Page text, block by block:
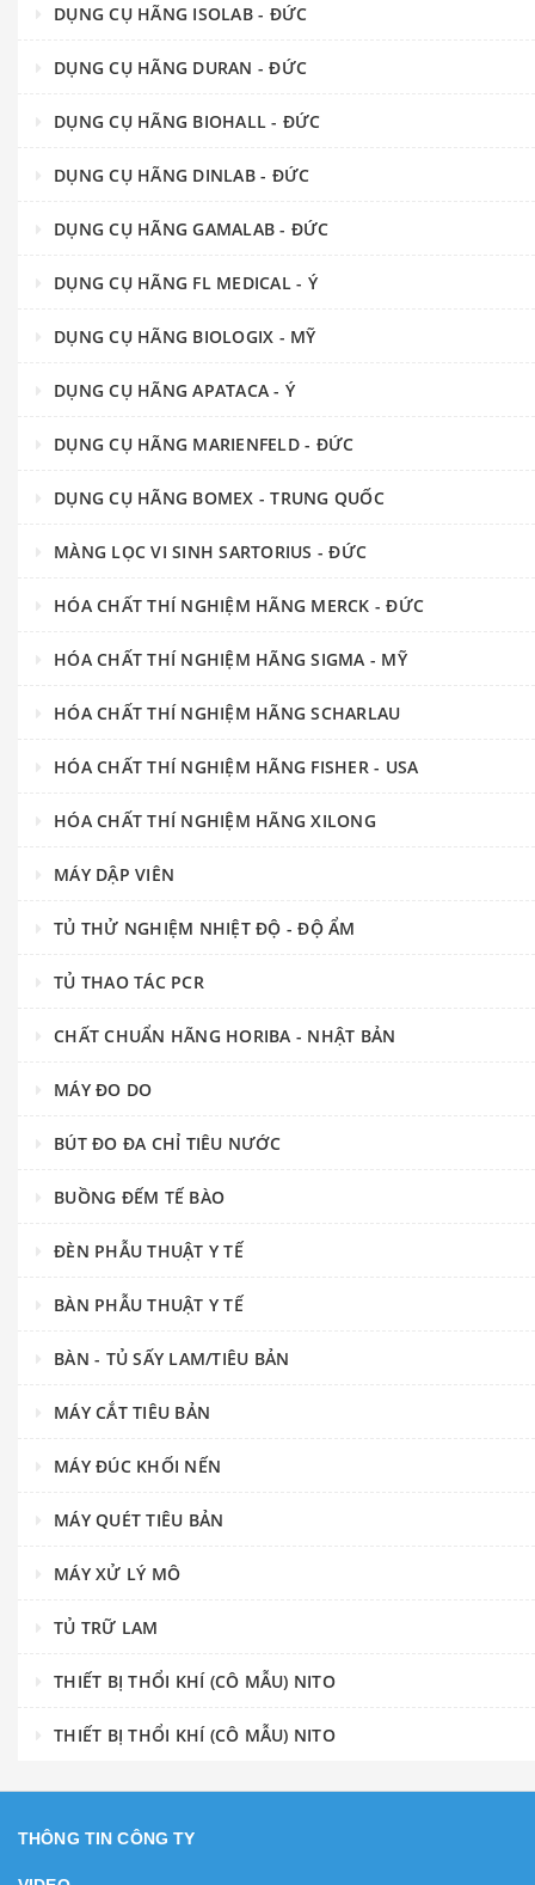
DỤNG CỤ HÃNG ISOLAB - ĐỨC
DỤNG CỤ HÃNG DURAN - ĐỨC
DỤNG CỤ HÃNG BIOHALL - ĐỨC
DỤNG CỤ HÃNG DINLAB - ĐỨC
DỤNG CỤ HÃNG GAMALAB - ĐỨC
DỤNG CỤ HÃNG FL MEDICAL - Ý
DỤNG CỤ HÃNG BIOLOGIX - MỸ
DỤNG CỤ HÃNG APATACA - Ý
DỤNG CỤ HÃNG MARIENFELD - ĐỨC
DỤNG CỤ HÃNG BOMEX - TRUNG QUỐC
MÀNG LỌC VI SINH SARTORIUS - ĐỨC
HÓA CHẤT THÍ NGHIỆM HÃNG MERCK - ĐỨC
HÓA CHẤT THÍ NGHIỆM HÃNG SIGMA - MỸ
HÓA CHẤT THÍ NGHIỆM HÃNG SCHARLAU
HÓA CHẤT THÍ NGHIỆM HÃNG FISHER - USA
HÓA CHẤT THÍ NGHIỆM HÃNG XILONG
MÁY DẬP VIÊN
TỦ THỬ NGHIỆM NHIỆT ĐỘ - ĐỘ ẨM
TỦ THAO TÁC PCR
CHẤT CHUẨN HÃNG HORIBA - NHẬT BẢN
MÁY ĐO DO
BÚT ĐO ĐA CHỈ TIÊU NƯỚC
BUỒNG ĐẾM TẾ BÀO
ĐÈN PHẪU THUẬT Y TẾ
BÀN PHẪU THUẬT Y TẾ
BÀN - TỦ SẤY LAM/TIÊU BẢN
MÁY CẮT TIÊU BẢN
MÁY ĐÚC KHỐI NẾN
MÁY QUÉT TIÊU BẢN
MÁY XỬ LÝ MÔ
TỦ TRỮ LAM
THIẾT BỊ THỔI KHÍ (CÔ MẪU) NITO
THIẾT BỊ THỔI KHÍ (CÔ MẪU) NITO
THÔNG TIN CÔNG TY